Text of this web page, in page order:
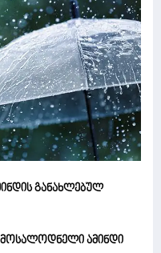
განახლებულ
მოსალოდნელი ამინდი